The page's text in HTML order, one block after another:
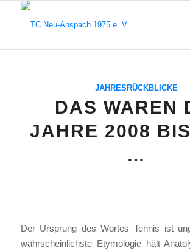
JAHRESRÜCKBLICKE
DAS WAREN
JAHRE 2008
…
Der Ursprung des Wor­tes Ten­nis ist
wahr­schein­lichs­te Ety­mo­lo­gie hält